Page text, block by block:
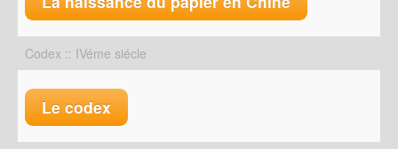
Codex :: IVéme siécle
Le codex